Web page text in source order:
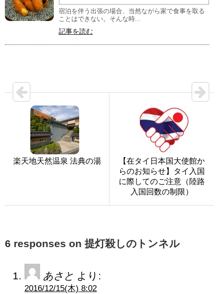
宿泊を伴う出張の場合、当然ながら家で食事を取る
ことはできない。そんな時...
記事を読む
楽天地天然温泉 法典の湯
【在タイ日本国大使館か
らのお知らせ】タイ入国
に際してのご注意（陸路
入国回数の制限）
6 responses on 提灯殺しのトンネル
あさと より:
2016/12/15(木) 8:02